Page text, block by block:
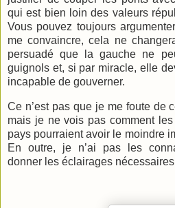
qui est bien loin des valeurs
Vous pouvez toujours
me convaincre, cela ne
persuadé que la gauche ne
guignols et, si par miracle, elle
incapable de gouverner.
Ce n’est pas que je me foute de
mais je ne vois pas comment
pays pourraient avoir le moindre
En outre, je n’ai pas les
donner les éclairages